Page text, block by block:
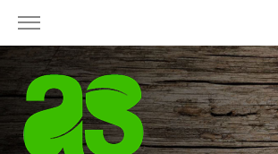
Alimentos Saludables – Dietética en
Proveeduría Orgánica y Natural